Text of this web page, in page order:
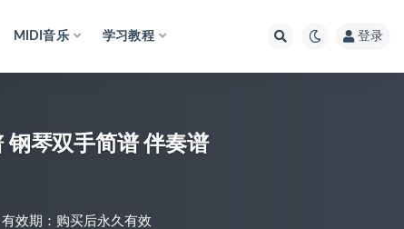
MIDI音乐 学习教程 登录
钢琴双手简谱 伴奏谱
有效期：购买后永久有效